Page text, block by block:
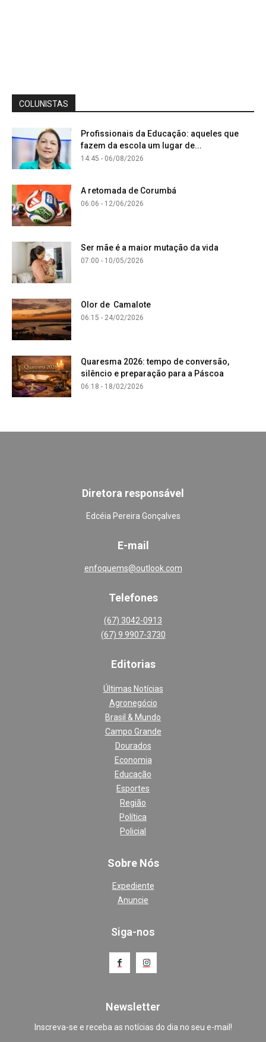
COLUNISTAS
Profissionais da Educação: aqueles que
fazem da escola um lugar de...
14:45 - 06/08/2026
A retomada de Corumbá
06:06 - 12/06/2026
Ser mãe é a maior mutação da vida
07:00 - 10/05/2026
Olor de Camalote
06:15 - 24/02/2026
Quaresma 2026: tempo de conversão,
silêncio e preparação para a Páscoa
06:18 - 18/02/2026
Diretora responsável
Edcéia Pereira Gonçalves
E-mail
enfoquems@outlook.com
Telefones
(67) 3042-0913
(67) 9 9907-3730
Editorias
Últimas Notícias
Agronegócio
Brasil & Mundo
Campo Grande
Dourados
Economia
Educação
Esportes
Região
Política
Policial
Sobre Nós
Expediente
Anuncie
Siga-nos
Newsletter
Inscreva-se e receba as notícias do dia no seu e-mail!